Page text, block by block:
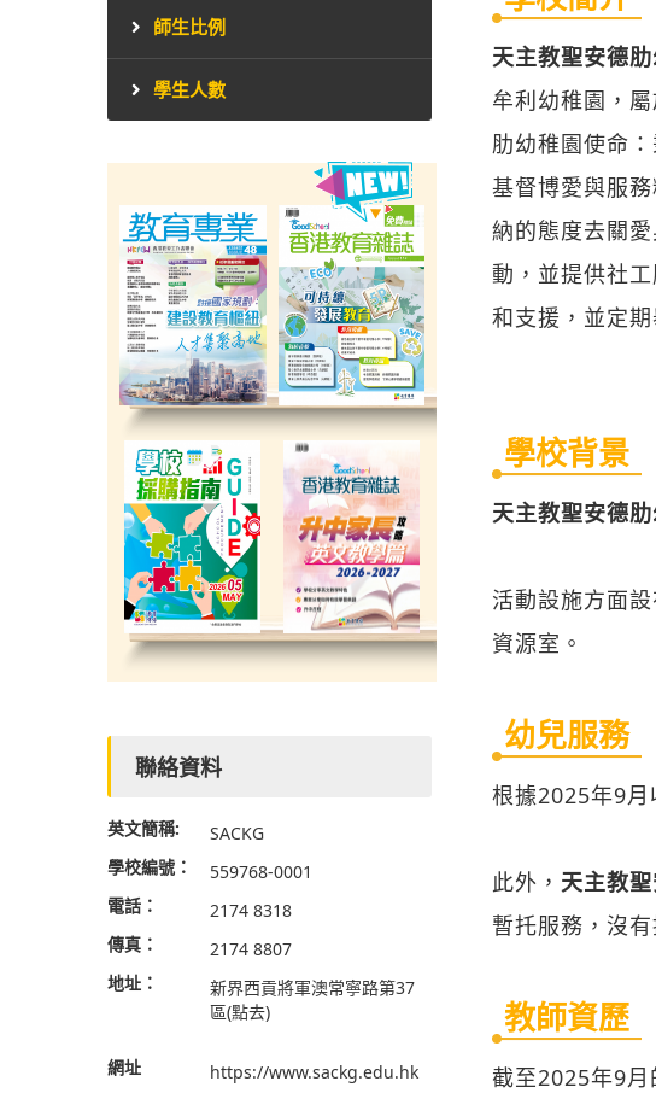
天主教聖安德
牟利幼稚園，
肋幼稚園使命
基督博愛與服
納的態度去關
動，並提供社
和支援，並定
學校背景
天主教聖安德
活動設施方面
資源室。
幼兒服務
根據2025年9月
此外， 天主教
暫托服務，沒
教師資歷
截至2025年9月
師生比例
學生人數
聯絡資料
英文簡稱:
SACKG
學校編號：
559768-0001
電話：
2174 8318
傳真：
2174 8807
地址：
新界西貢將軍澳常寧路第37
區(點去)
網址 https://www.sackg.edu.hk